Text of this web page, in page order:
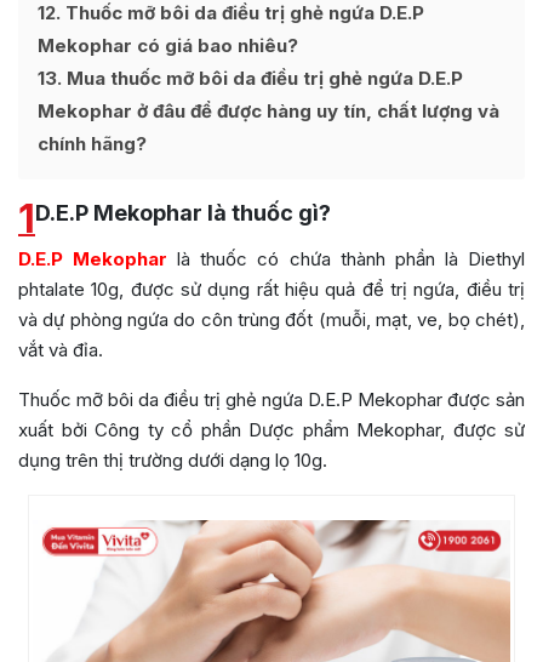
12 Thuốc mỡ bôi da điều trị ghẻ ngứa D.E.P
Mekophar có giá bao nhiêu?
13 Mua thuốc mỡ bôi da điều trị ghẻ ngứa D.E.P
Mekophar ở đâu để được hàng uy tín, chất lượng và
chính hãng?
1D.E.P Mekophar là thuốc gì?
D.E.P Mekophar là thuốc có chứa thành phần là Diethyl
phtalate 10g, được sử dụng rất hiệu quả để trị ngứa, điều trị
và dự phòng ngứa do côn trùng đốt (muỗi, mạt, ve, bọ chét),
vắt và đỉa.
Thuốc mỡ bôi da điều trị ghẻ ngứa D.E.P Mekophar được sản
xuất bởi Công ty cổ phần Dược phẩm Mekophar, được sử
dụng trên thị trường dưới dạng lọ 10g.